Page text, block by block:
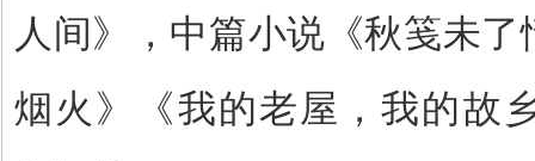
人间》，中篇小说《秋笺未
烟火》《我的老屋，我的故